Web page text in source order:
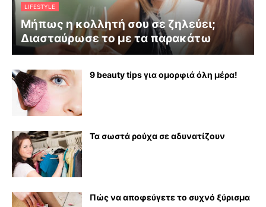
LIFESTYLE
Μήπως η κολλητή σου σε ζηλεύει;
Διασταύρωσε το με τα παρακάτω
9 beauty tips για ομορφιά όλη μέρα!
Τα σωστά ρούχα σε αδυνατίζουν
Πώς να αποφεύγετε το συχνό ξύρισμα